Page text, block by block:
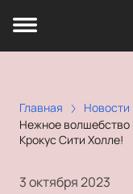
Главная
Новости
Нежное волшебство
Крокус Сити Холле!
3 октября 2023